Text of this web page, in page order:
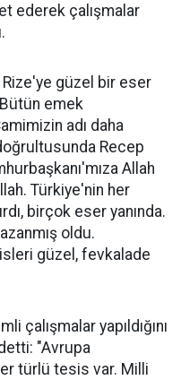
ederek çalışmalar
Rize'ye güzel bir eser
emek
adı daha
Recep
Allah
Türkiye'nin her
birçok eser yanında.
oldu.
güzel, fevkalade
çalışmalar yapıldığını
"Avrupa
türlü tesis var. Milli